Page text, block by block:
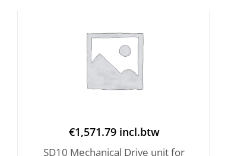
€1,571.79 incl.btw
SD10 Mechanical Drive unit for